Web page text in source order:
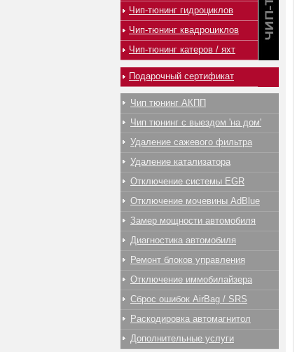
Чип-тюнинг гидроциклов
Чип-тюнинг квадроциклов
Чип-тюнинг катеров / яхт
Подарочный сертификат
Чип тюнинг АКПП
Чип тюнинг с выездом 'на дом'
Удаление сажевого фильтра
Удаление катализатора
Отключение системы EGR
Отключение мочевины AdBlue
Замер мощности автомобиля
Диагностика автомобиля
Ремонт блоков управления
Отключение иммобилайзера
Сброс ошибок AirBag / SRS
Раскодировка автомагнитол
Дополнительные услуги